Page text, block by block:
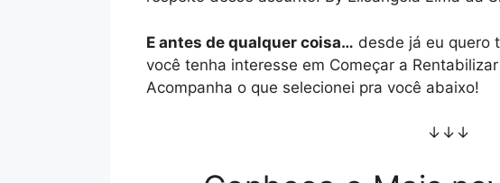
E antes de qualquer coisa… desde já eu quero
você tenha interesse em Começar a
Acompanha o que selecionei pra você abaixo!
↓↓↓